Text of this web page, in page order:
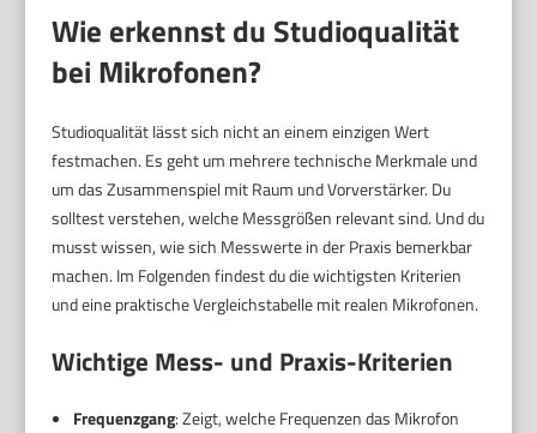
Wie erkennst du Studioqualität
bei Mikrofonen?
Studioqualität lässt sich nicht an einem einzigen Wert
festmachen. Es geht um mehrere technische Merkmale und
um das Zusammenspiel mit Raum und Vorverstärker. Du
solltest verstehen, welche Messgrößen relevant sind. Und du
musst wissen, wie sich Messwerte in der Praxis bemerkbar
machen. Im Folgenden findest du die wichtigsten Kriterien
und eine praktische Vergleichstabelle mit realen Mikrofonen.
Wichtige Mess- und Praxis-Kriterien
Frequenzgang: Zeigt, welche Frequenzen das Mikrofon